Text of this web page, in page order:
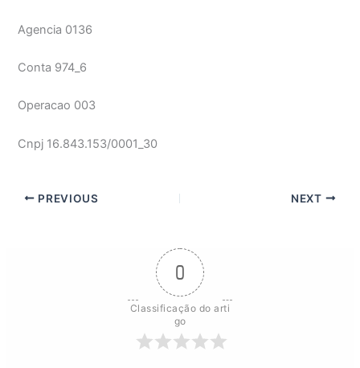
Agencia 0136
Conta 974_6
Operacao 003
Cnpj 16.843.153/0001_30
PREVIOUS NEXT
0
Classificação do arti
go